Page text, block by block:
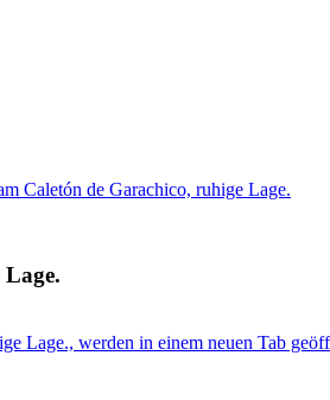
Caletón de Garachico, ruhige Lage.
Lage., werden in einem neuen Tab